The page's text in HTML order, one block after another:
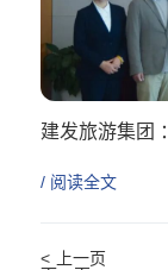
建发旅游集团
/ 阅读全文
<